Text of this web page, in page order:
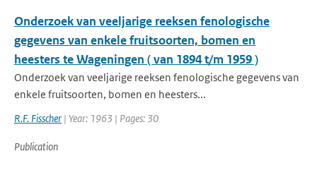
Onderzoek van veeljarige reeksen fenologische
gegevens van enkele fruitsoorten, bomen en
heesters te Wageningen ( van 1894 t/m 1959 )
Onderzoek van veeljarige reeksen fenologische gegevens van
enkele fruitsoorten, bomen en heesters...
R.F. Fisscher | Year: 1963 | Pages: 30
Publication